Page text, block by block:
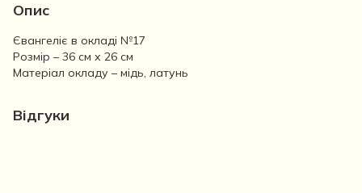
Опис
Євангеліє в окладі №17
Розмір – 36 см х 26 см
Матеріал окладу – мідь, латунь
Відгуки